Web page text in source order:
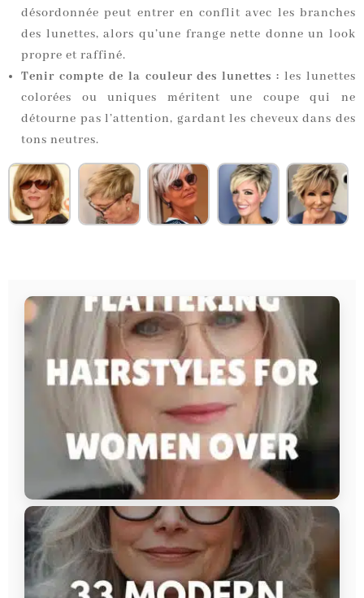
désordonnée peut entrer en conflit avec les branches
des lunettes, alors qu’une frange nette donne un look
propre et raffiné.
Tenir compte de la couleur des lunettes : les lunettes
colorées ou uniques méritent une coupe qui ne
détourne pas l’attention, gardant les cheveux dans des
tons neutres.